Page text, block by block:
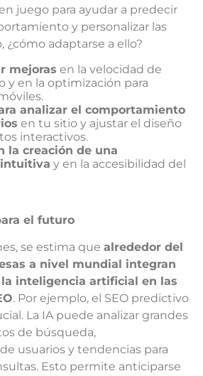
juego para ayudar a predecir
y personalizar las
¿cómo adaptarse a ello?
mejoras en la velocidad de
y en la optimización para
analizar el comportamiento
en tu sitio y ajustar el diseño
interactivos.
la creación de una
y en la accesibilidad del
el futuro
se estima que alrededor del
a nivel mundial integran
inteligencia artificial en las
. Por ejemplo, el SEO predictivo
La IA puede analizar grandes
de búsqueda,
usuarios y tendencias para
Esto permite anticiparse